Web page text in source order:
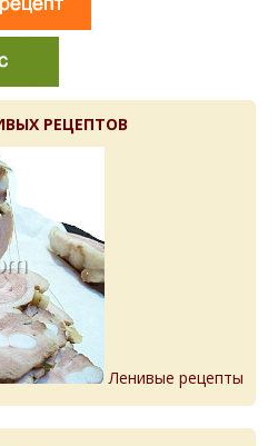
РЕЦЕПТОВ
Ленивые рецепты